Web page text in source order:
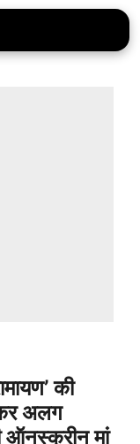
की
अलग
ऑनस्क्रीन मां